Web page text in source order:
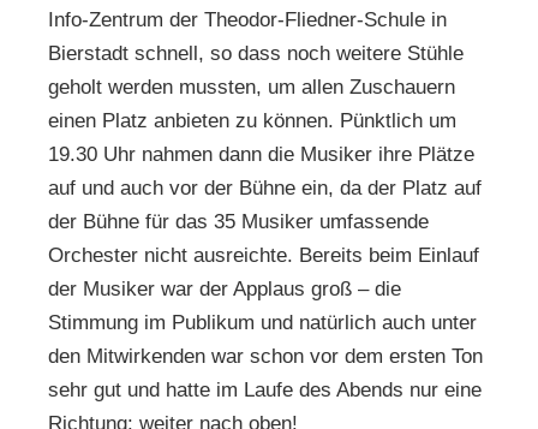
Info-Zentrum der Theodor-Fliedner-Schule in
Bierstadt schnell, so dass noch weitere Stühle
geholt werden mussten, um allen Zuschauern
einen Platz anbieten zu können. Pünktlich um
19.30 Uhr nahmen dann die Musiker ihre Plätze
auf und auch vor der Bühne ein, da der Platz auf
der Bühne für das 35 Musiker umfassende
Orchester nicht ausreichte. Bereits beim Einlauf
der Musiker war der Applaus groß – die
Stimmung im Publikum und natürlich auch unter
den Mitwirkenden war schon vor dem ersten Ton
sehr gut und hatte im Laufe des Abends nur eine
Richtung: weiter nach oben!